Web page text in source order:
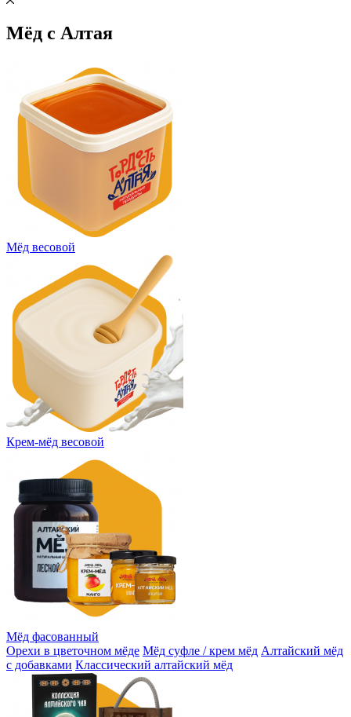
Мёд с Алтая
Мёд весовой
Крем-мёд весовой
Мёд фасованный
Орехи в цветочном мёде Мёд суфле / крем мёд Алтайский мёд
с добавками Классический алтайский мёд